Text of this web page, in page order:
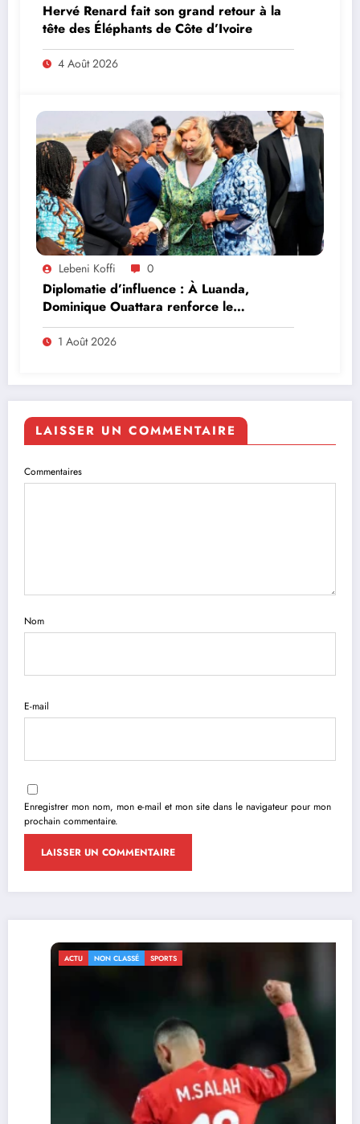
Hervé Renard fait son grand retour à la
tête des Éléphants de Côte d’Ivoire
4 Août 2026
Lebeni Koffi 0
Diplomatie d’influence : À Luanda,
Dominique Ouattara renforce le
leadership solidaire de la Côte d’Ivoire en
Afrique
1 Août 2026
LAISSER UN COMMENTAIRE
Commentaires
Nom
E-mail
Enregistrer mon nom, mon e-mail et mon site dans le navigateur pour mon
prochain commentaire.
NON CLASSÉ SPORTS